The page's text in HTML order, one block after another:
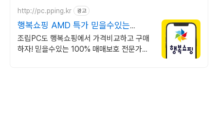
http://pc.pping.kr 광고
행복쇼핑 AMD 특가 믿을수있는
100% 매매보호
조립PC도 행복쇼핑에서 가격비교하고 구매
하자! 믿을수있는 100% 매매보호 전문가의